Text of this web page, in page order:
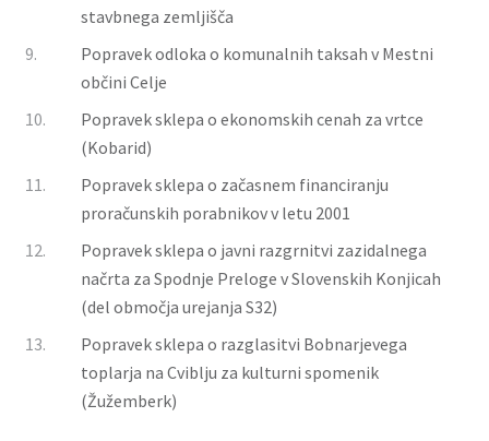
stavbnega zemljišča
9.
Popravek odloka o komunalnih taksah v Mestni
občini Celje
10.
Popravek sklepa o ekonomskih cenah za vrtce
(Kobarid)
11.
Popravek sklepa o začasnem financiranju
proračunskih porabnikov v letu 2001
12.
Popravek sklepa o javni razgrnitvi zazidalnega
načrta za Spodnje Preloge v Slovenskih Konjicah
(del območja urejanja S32)
13.
Popravek sklepa o razglasitvi Bobnarjevega
toplarja na Cviblju za kulturni spomenik
(Žužemberk)